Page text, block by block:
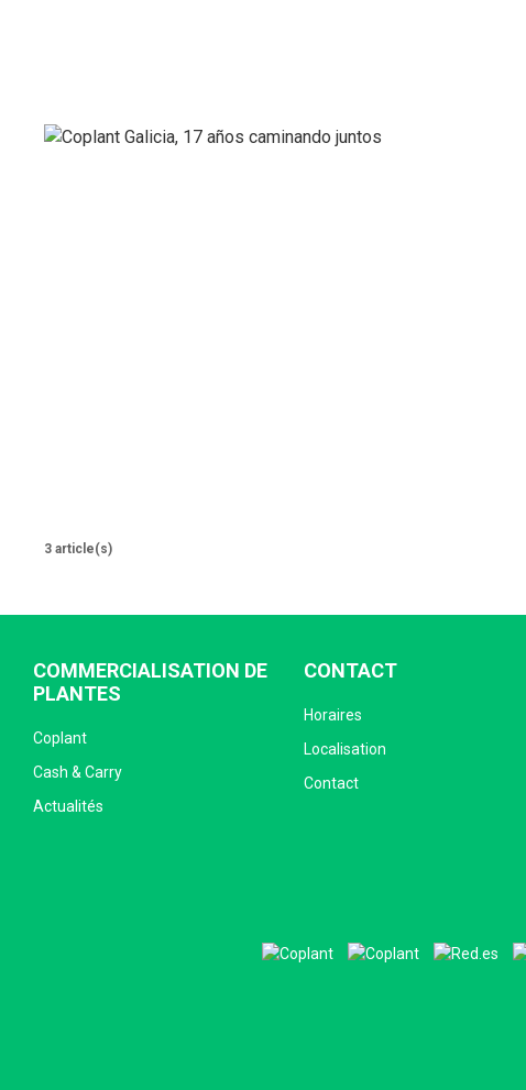
3 article(s)
COMMERCIALISATION DE
PLANTES
Coplant
Cash & Carry
Actualités
CONTACT
Horaires
Localisation
Contact